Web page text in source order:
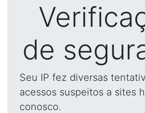
de
Seu IP fez diversas
acessos suspeitos a sites
conosco.